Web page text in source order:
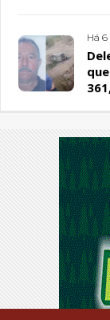
Há